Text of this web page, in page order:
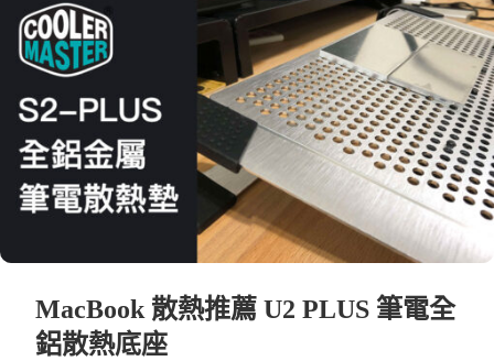
MacBook 散熱推薦 U2 PLUS 筆電全
鋁散熱底座